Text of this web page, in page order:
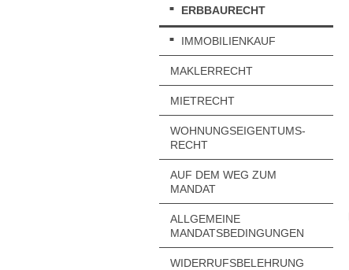
ERBBAURECHT
IMMOBILIENKAUF
MAKLERRECHT
MIETRECHT
WOHNUNGSEIGENTUMS-
RECHT
AUF DEM WEG ZUM
MANDAT
ALLGEMEINE
MANDATSBEDINGUNGEN
WIDERRUFSBELEHRUNG